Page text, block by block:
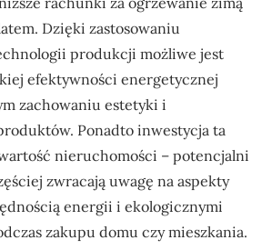
Dzięki zastosowaniu
produkcji możliwe jest
efektywności energetycznej
zachowaniu estetyki i
Ponadto inwestycja ta
nieruchomości – potencjalni
zwracają uwagę na aspekty
energii i ekologicznymi
zakupu domu czy mieszkania.